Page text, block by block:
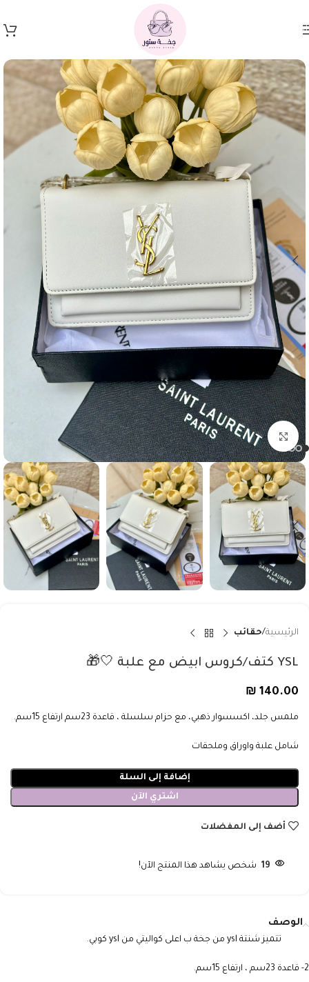
Skip to main content
Click to enlarge
الرئيسية حقائب
YSL كتف/كروس ابيض مع علبة 🤍🎁
₪ 140.00
ملمس جلد، اكسسوار ذهبي، مع حزام سلسلة ، قاعدة 23سم ارتفاع 15سم.
شامل علبة واوراق وملحقات
إضافة إلى السلة
اشتري الآن
أضف إلى المفضلات
19 شخص يشاهد هذا المنتج الآن!
الوصف
تتميز شنتة ysl من جخة ب اعلى كواليتي من ysl كوبي.
2- قاعدة 23سم ، ارتفاع 15سم.